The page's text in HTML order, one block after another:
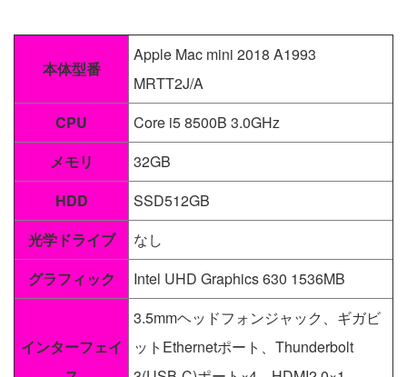
本体型番
Apple Mac mini 2018 A1993
MRTT2J/A
CPU
Core i5 8500B 3.0GHz
メモリ
32GB
HDD
SSD512GB
光学ドライブ
なし
グラフィック
Intel UHD Graphics 630 1536MB
インターフェイ
3.5mmヘッドフォンジャック、ギガビ
ットEthernetポート、Thunderbolt